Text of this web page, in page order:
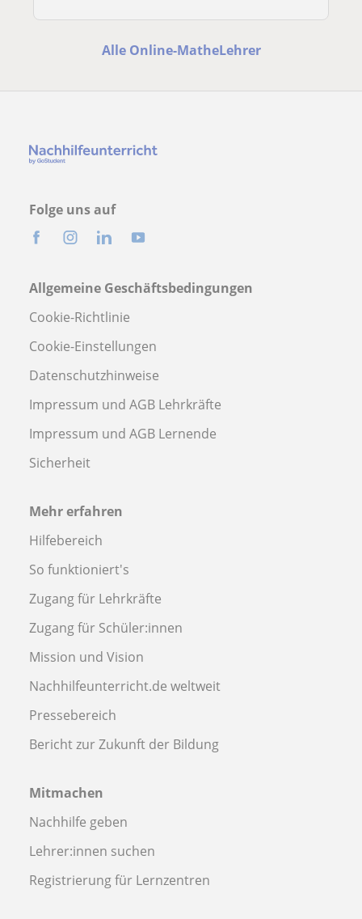
Alle Online-MatheLehrer
Folge uns auf
Allgemeine Geschäftsbedingungen
Cookie-Richtlinie
Cookie-Einstellungen
Datenschutzhinweise
Impressum und AGB Lehrkräfte
Impressum und AGB Lernende
Sicherheit
Mehr erfahren
Hilfebereich
So funktioniert's
Zugang für Lehrkräfte
Zugang für Schüler:innen
Mission und Vision
Nachhilfeunterricht.de weltweit
Pressebereich
Bericht zur Zukunft der Bildung
Mitmachen
Nachhilfe geben
Lehrer:innen suchen
Registrierung für Lernzentren